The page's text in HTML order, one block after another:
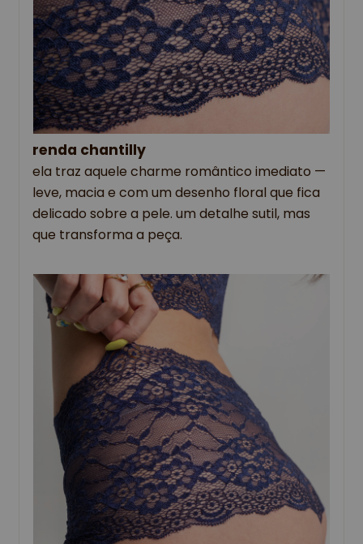
renda chantilly
ela traz aquele charme romântico imediato —
leve, macia e com um desenho floral que fica
delicado sobre a pele. um detalhe sutil, mas
que transforma a peça.